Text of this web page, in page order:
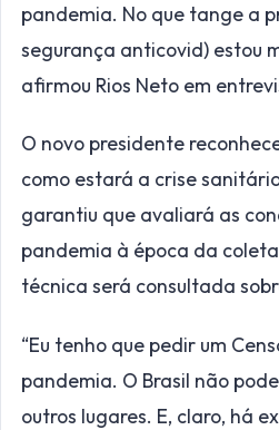
pandemia. No que tange a
segurança anticovid) estou
afirmou Rios Neto em
O novo presidente
como estará a crise
garantiu que avaliará as
pandemia à época da
técnica será consultada
“Eu tenho que pedir um
pandemia. O Brasil não
outros lugares. E, claro, há